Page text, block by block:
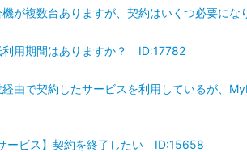
機が複数台ありますが、契約はいくつ必要に
利用期間はありますか？ ID:17782
経由で契約したサービスを利用しているが、
サービス】契約を終了したい ID:15658